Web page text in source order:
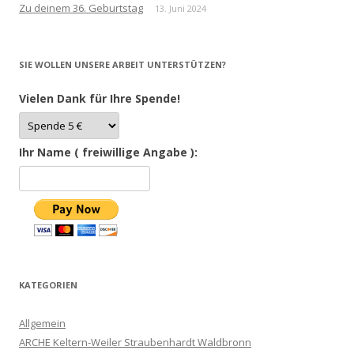
Zu deinem 36. Geburtstag 13. Juni 2024
SIE WOLLEN UNSERE ARBEIT UNTERSTÜTZEN?
Vielen Dank für Ihre Spende!
Ihr Name ( freiwillige Angabe ):
KATEGORIEN
Allgemein
ARCHE Keltern-Weiler Straubenhardt Waldbronn